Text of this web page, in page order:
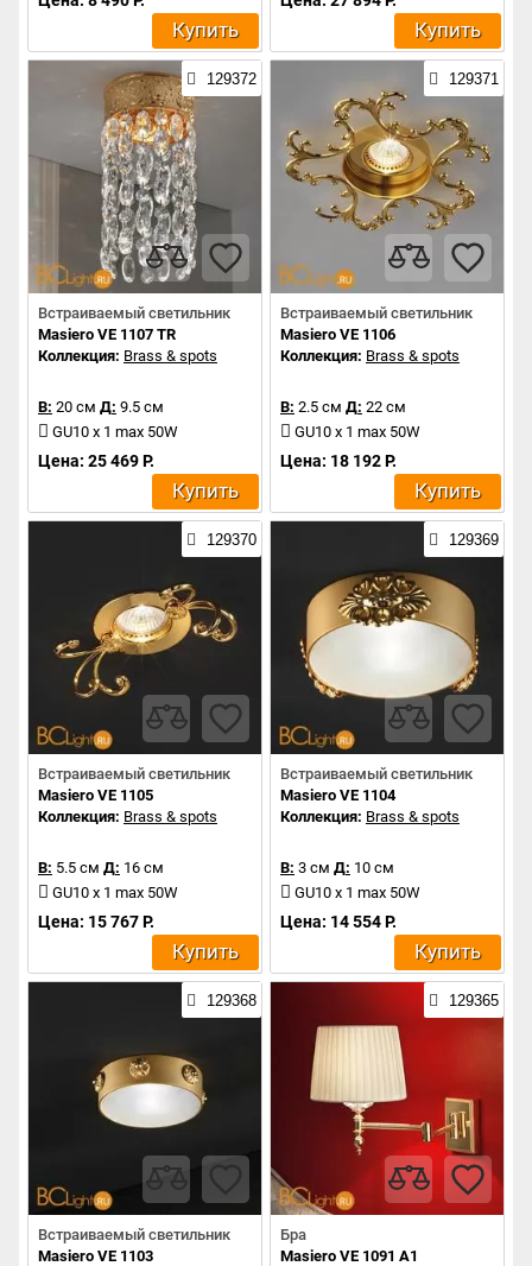
Купить Купить
129372
Встраиваемый светильник
Masiero VE 1107 TR
Коллекция: Brass & spots
В: 20 см Д: 9.5 см
GU10 x 1 max 50W
Цена: 25 469 Р.
Купить
129371
Встраиваемый светильник
Masiero VE 1106
Коллекция: Brass & spots
В: 2.5 см Д: 22 см
GU10 x 1 max 50W
Цена: 18 192 Р.
Купить
129370
Встраиваемый светильник
Masiero VE 1105
Коллекция: Brass & spots
В: 5.5 см Д: 16 см
GU10 x 1 max 50W
Цена: 15 767 Р.
Купить
129369
Встраиваемый светильник
Masiero VE 1104
Коллекция: Brass & spots
В: 3 см Д: 10 см
GU10 x 1 max 50W
Цена: 14 554 Р.
Купить
129368
Встраиваемый светильник
Masiero VE 1103
129365
Бра
Masiero VE 1091 A1